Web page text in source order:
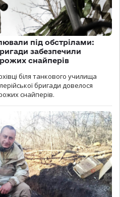
під обстрілами:
забезпечили
снайперів
біля танкового училища
бригади довелося
снайперів.